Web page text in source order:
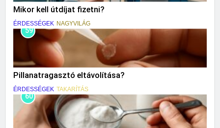
Mikor kell útdíjat fizetni?
ÉRDESSÉGEK NAGYVILÁG
59
Pillanatragasztó eltávolítása?
ÉRDESSÉGEK TAKARÍTÁS
60